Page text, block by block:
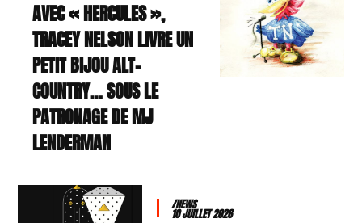
AVEC « HERCULES »,
TRACEY NELSON LIVRE UN
PETIT BIJOU ALT-
COUNTRY… SOUS LE
PATRONAGE DE MJ
LENDERMAN
/NEWS
10 JUILLET 2026